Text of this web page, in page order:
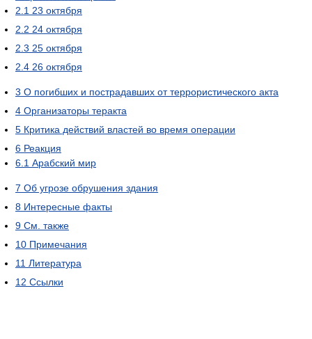
2.1 23 октября
2.2 24 октября
2.3 25 октября
2.4 26 октября
3 О погибших и пострадавших от террористического акта
4 Организаторы теракта
5 Критика действий властей во время операции
6 Реакция
6.1 Арабский мир
7 Об угрозе обрушения здания
8 Интересные факты
9 См. также
10 Примечания
11 Литература
12 Ссылки